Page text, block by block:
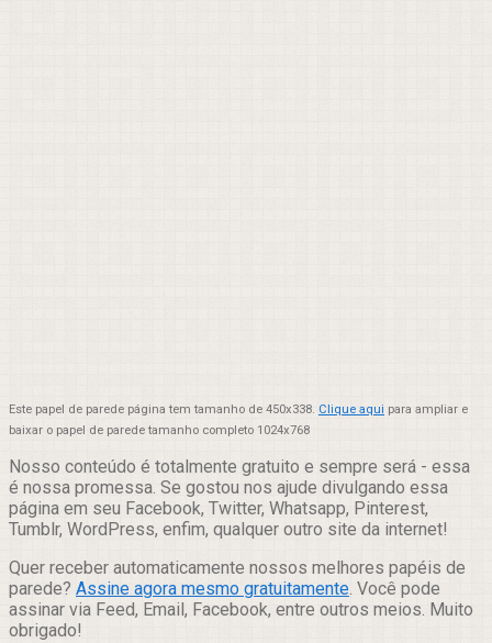
Este papel de parede página tem tamanho de 450x338. Clique aqui para ampliar e
baixar o papel de parede tamanho completo 1024x768
Nosso conteúdo é totalmente gratuito e sempre será - essa
é nossa promessa. Se gostou nos ajude divulgando essa
página em seu Facebook, Twitter, Whatsapp, Pinterest,
Tumblr, WordPress, enfim, qualquer outro site da internet!
Quer receber automaticamente nossos melhores papéis de
parede? Assine agora mesmo gratuitamente. Você pode
assinar via Feed, Email, Facebook, entre outros meios. Muito
obrigado!